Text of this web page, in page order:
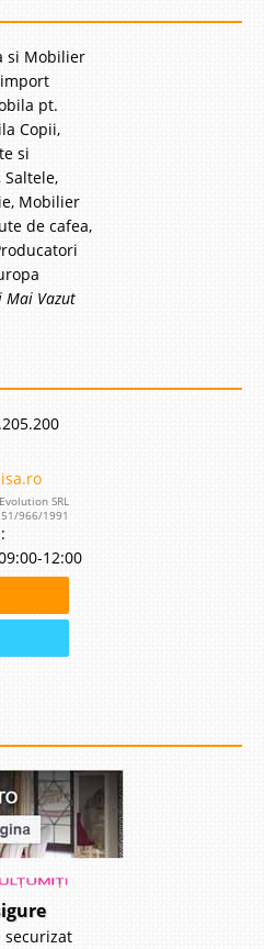
si Mobilier
pt.
Copii,
si
Saltele,
Mobilier
de cafea,
Mai Vazut
SRL
966/1991
12:00
securizat